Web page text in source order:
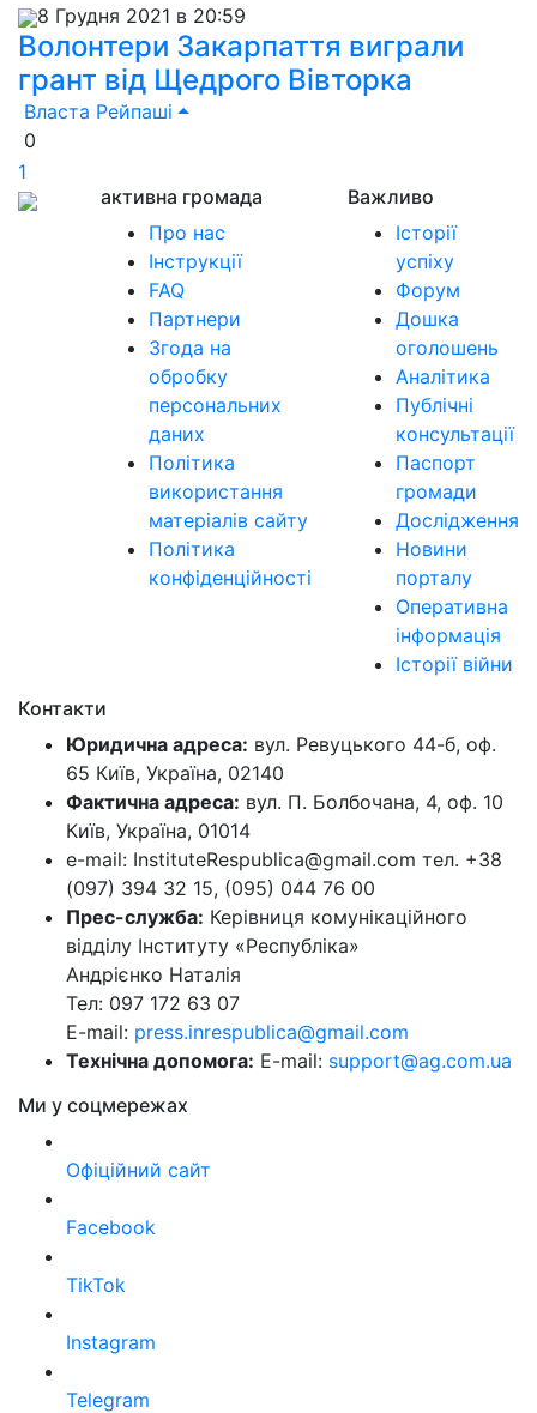
8 Грудня 2021 в 20:59
Волонтери Закарпаття виграли
грант від Щедрого Вівторка
Власта Рейпаші
0
1
активна громада
Про нас
Інструкції
FAQ
Партнери
Згода на
обробку
персональних
даних
Політика
використання
матеріалів сайту
Політика
конфіденційності
Важливо
Історії
успіху
Форум
Дошка
оголошень
Аналітика
Публічні
консультації
Паспорт
громади
Дослідження
Новини
порталу
Оперативна
інформація
Історії війни
Контакти
Юридична адреса: вул. Ревуцького 44-б, оф.
65 Київ, Україна, 02140
Фактична адреса: вул. П. Болбочана, 4, оф. 10
Київ, Україна, 01014
e-mail: InstituteRespublica@gmail.com тел. +38
(097) 394 32 15, (095) 044 76 00
Прес-служба: Керівниця комунікаційного
відділу Інституту «Республіка»
Андрієнко Наталія
Тел: 097 172 63 07
E-mail: press.inrespublica@gmail.com
Технічна допомога: E-mail: support@ag.com.ua
Ми у соцмережах
Офіційний сайт
Facebook
TikTok
Instagram
Telegram